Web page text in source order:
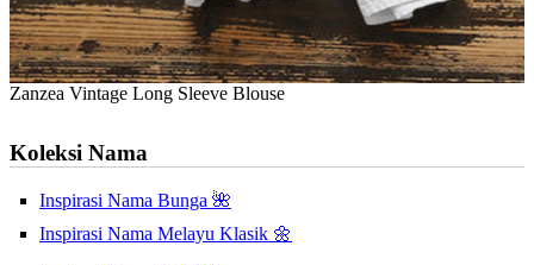
Zanzea Vintage Long Sleeve Blouse
Koleksi Nama
Inspirasi Nama Bunga 🌺
Inspirasi Nama Melayu Klasik 🌼